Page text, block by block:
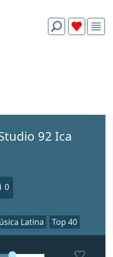
92 Ica
0
Latina Top 40